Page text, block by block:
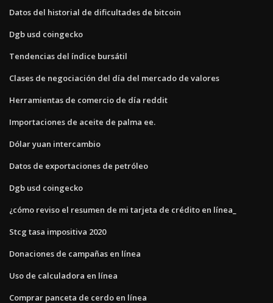
Datos del historial de dificultades de bitcoin
Dgb usd coingecko
Tendencias del índice bursátil
Clases de negociación del día del mercado de valores
Herramientas de comercio de día reddit
Importaciones de aceite de palma ee.
Dólar yuan intercambio
Datos de exportaciones de petróleo
Dgb usd coingecko
¿cómo reviso el resumen de mi tarjeta de crédito en línea_
Stcg tasa impositiva 2020
Donaciones de campañas en línea
Uso de calculadora en línea
Comprar panceta de cerdo en línea